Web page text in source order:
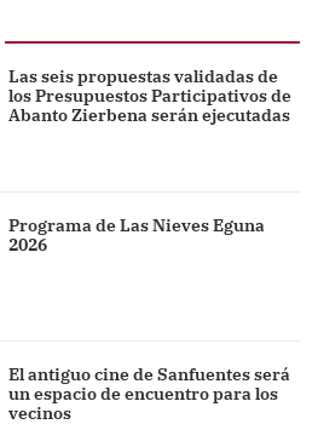
Las seis propuestas validadas de
los Presupuestos Participativos de
Abanto Zierbena serán ejecutadas
Programa de Las Nieves Eguna
2026
El antiguo cine de Sanfuentes será
un espacio de encuentro para los
vecinos